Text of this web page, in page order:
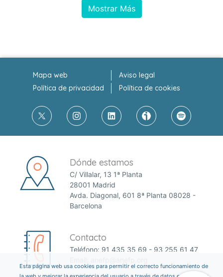
Mostrar Más
Mapa web
Aviso legal
Política de privacidad
Política de cookies
Dónde estamos
C/ Villalar, 13 1ª Planta
28001 Madrid
Avda. Diagonal, 601 8ª Planta 08028 -
Barcelona
Contacto
Teléfono: 91 435 35 69 - 93 255 61 47
Esta página web usa cookies para permitir el correcto funcionamiento de